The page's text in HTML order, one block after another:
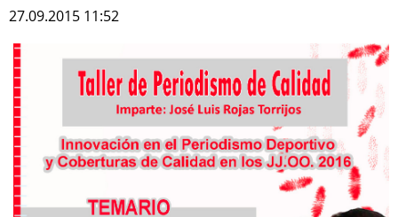
27.09.2015 11:52